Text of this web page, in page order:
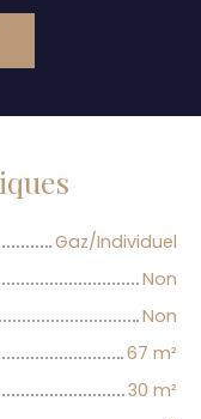
Gaz/Individuel
Non
Non
67 m²
30 m²